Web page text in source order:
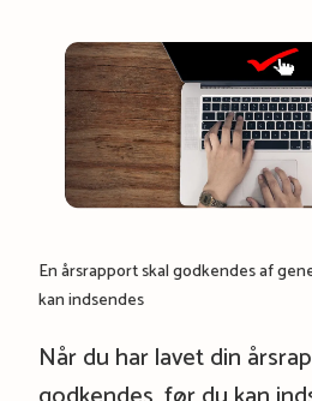
En årsrapport skal godkendes af
kan indsendes
Når du har lavet din